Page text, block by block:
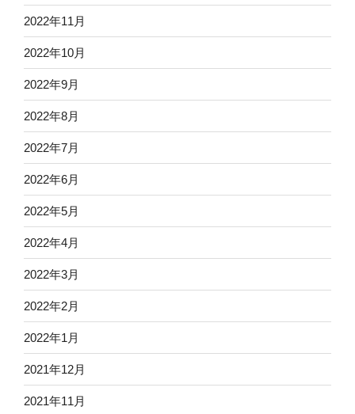
2022年11月
2022年10月
2022年9月
2022年8月
2022年7月
2022年6月
2022年5月
2022年4月
2022年3月
2022年2月
2022年1月
2021年12月
2021年11月